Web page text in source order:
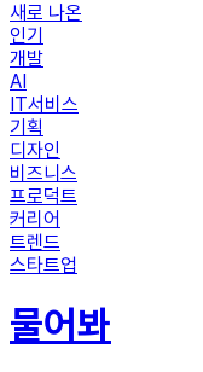
새로 나온
인기
개발
AI
IT서비스
기획
디자인
비즈니스
프로덕트
커리어
트렌드
스타트업
물어봐